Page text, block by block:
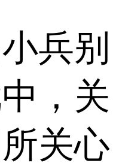
兵别
，关
关心